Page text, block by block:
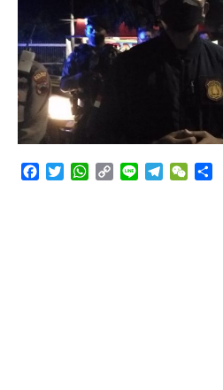
Angkutan Bawang Bombay Tak
FacebookTwitterWhatsApp
Copy
Line Telegram